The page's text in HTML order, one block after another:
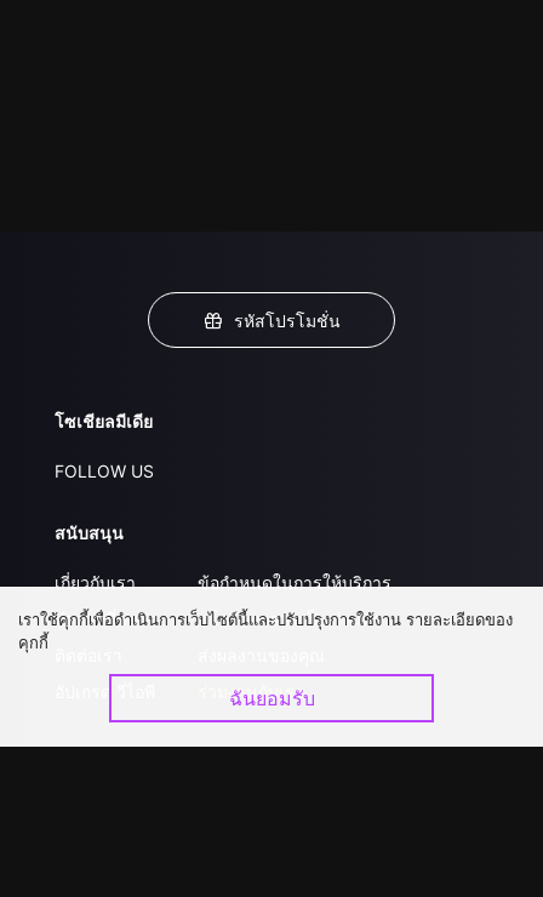
รหัสโปรโมชั่น
โซเชียลมีเดีย
FOLLOW US
สนับสนุน
เกี่ยวกับเรา
คำถามที่พบบ่อย
ข้อกำหนดในการให้บริการ
นโยบายความเป็นส่วนตัว
ร่วมงานกับเรา
เราใช้คุกกี้เพื่อดำเนินการเว็บไซต์นี้และปรับปรุงการใช้งาน รายละเอียดของ
คุกกี้
ฉันยอมรับ